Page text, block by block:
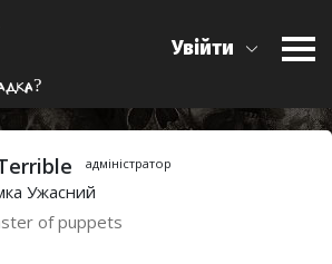
Увійти
адміністратор
Ужасний
of puppets